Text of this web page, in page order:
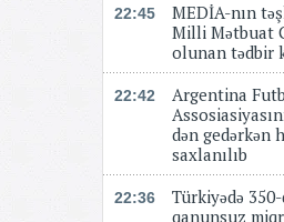
22:45
MEDİA-nın
Milli Mətbuat
olunan tədbir
22:42
Argentina
dən gedərkən
saxlanılıb
22:36
Türkiyədə
qanunsuz